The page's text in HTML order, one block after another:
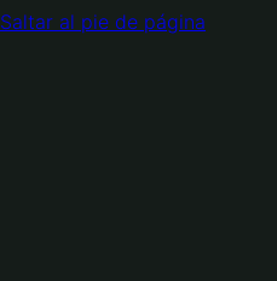
Saltar al pie de página